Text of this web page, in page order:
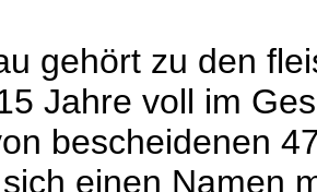
gehört zu den
Jahre voll im
bescheidenen
einen Namen